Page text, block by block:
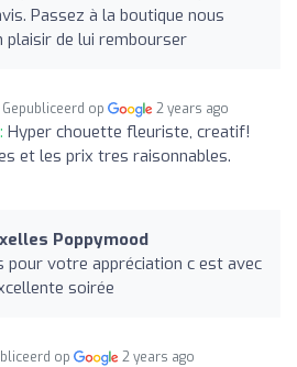
Passez à la boutique nous
plaisir de lui rembourser
Gepubliceerd op 2 years ago
Hyper chouette fleuriste, creatif!
et les prix tres raisonnables.
Poppymood
pour votre appréciation c est avec
soirée
op 2 years ago